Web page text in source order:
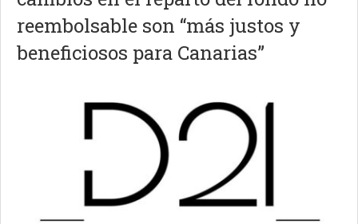
reembolsable son “más justos y
beneficiosos para Canarias”